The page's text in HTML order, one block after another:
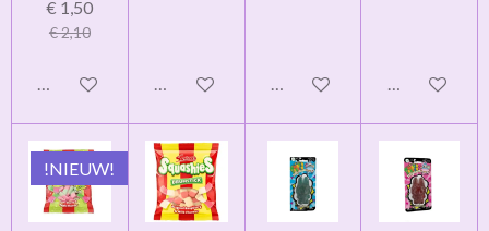
€ 1,50
€ 2,10
In winkelwagen In winkelwagen In winkelwagen Houd mij op
!NIEUW!